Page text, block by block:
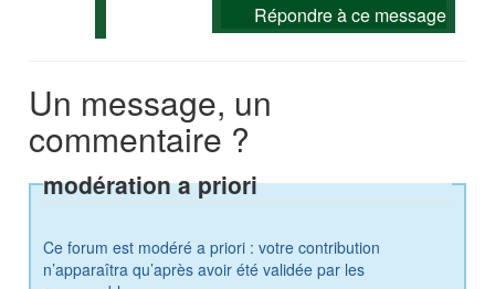
Répondre à ce message
Un message, un
commentaire ?
modération a priori
Ce forum est modéré a priori : votre contribution
n’apparaîtra qu’après avoir été validée par les